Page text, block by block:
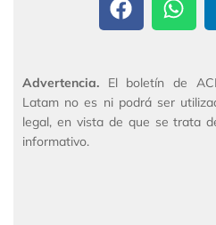
Advertencia. El boletín de
Latam no es ni podrá ser
legal, en vista de que se trata
informativo.